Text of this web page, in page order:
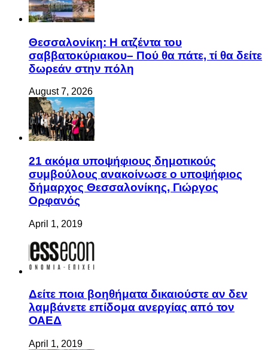
Θεσσαλονίκη: Η ατζέντα του
σαββατοκύριακου– Πού θα πάτε, τί θα δείτε
δωρεάν στην πόλη
August 7, 2026
21 ακόμα υποψήφιους δημοτικούς
συμβούλους ανακοίνωσε ο υποψήφιος
δήμαρχος Θεσσαλονίκης, Γιώργος
Ορφανός
April 1, 2019
Δείτε ποια βοηθήματα δικαιούστε αν δεν
λαμβάνετε επίδομα ανεργίας από τον
ΟΑΕΔ
April 1, 2019